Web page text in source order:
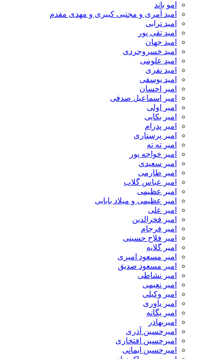
امو باند
امید آمری و مجتبی کبیری و مهدى مقدم
امید ترابی
امید تقی پور
امید جهان
امید خسروجردی
امید علومی
امید نفری
امید یوسفی
امیر احسان
امیر اسماعیل صدفی
امیر اولی
امیر بکایی
امیر پدرام
امیر پرستاری
امیر ته ته
امیر خواجه پور
امیر سعیدی
امیر طارمی
امیر عباس گلاب
امیر عظیمی
امیر عظیمی و میلاد بابایی
امیر علی
امیر فخرالدین
امیر فرجام
امیر فلاح حسینی
امیر گلایه
امیر مسعود امیری
امیر مسعود صدیق
امیر نشاطی
امیر نعیمی
امیر وکیلی
امیر یاوری
امیر یگانه
امیربهادر
امیرحسین آذری
امیرحسین افتخاری
امیرحسین ایمانی